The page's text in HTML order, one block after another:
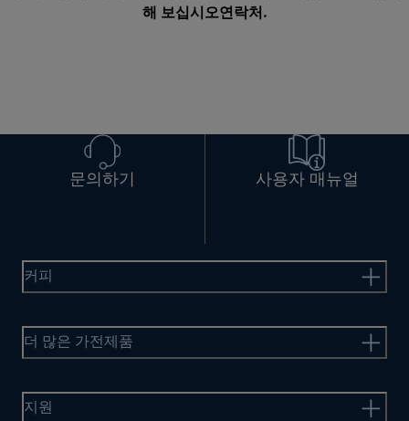
해 보십시오연락처 .
문의하기 사용자 매뉴얼
커피
더 많은 가전제품
지원